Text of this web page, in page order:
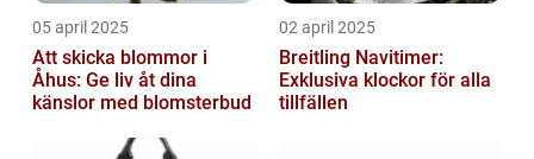
05 april 2025
Att skicka blommor i
Åhus: Ge liv åt dina
känslor med blomsterbud
02 april 2025
Breitling Navitimer:
Exklusiva klockor för alla
tillfällen